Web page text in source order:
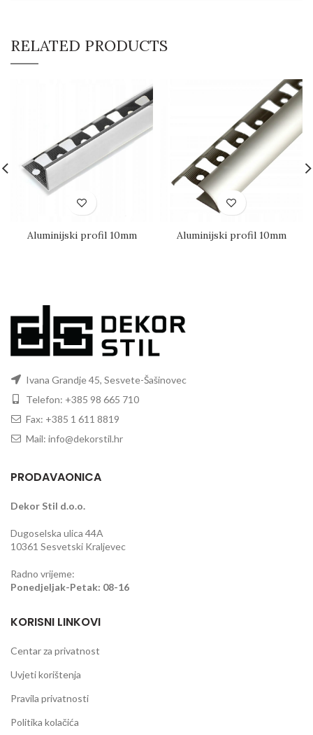
RELATED PRODUCTS
Aluminijski profil 10mm Aluminijski profil 10mm
Ivana Grandje 45, Sesvete-Šašinovec
Telefon: +385 98 665 710
Fax: +385 1 611 8819
Mail: info@dekorstil.hr
PRODAVAONICA
Dekor Stil d.o.o.
Dugoselska ulica 44A
10361 Sesvetski Kraljevec
Radno vrijeme:
Ponedjeljak-Petak: 08-16
KORISNI LINKOVI
Centar za privatnost
Uvjeti korištenja
Pravila privatnosti
Politika kolačića